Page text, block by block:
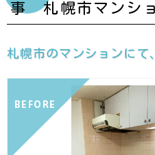
事 札幌市マンシ
札幌市のマンションにて
BEFORE